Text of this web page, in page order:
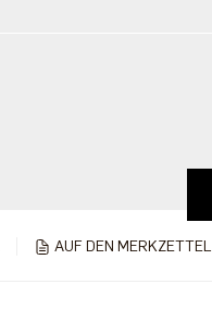
AUF DEN MERKZETTEL